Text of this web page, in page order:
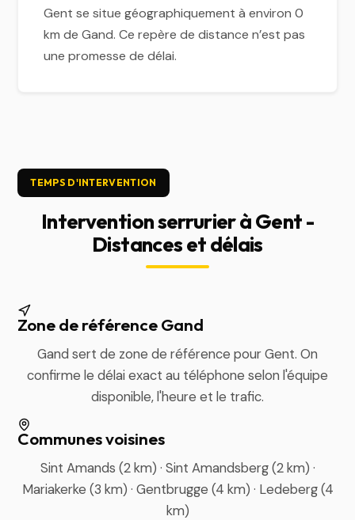
Gent se situe géographiquement à environ 0
km de Gand. Ce repère de distance n’est pas
une promesse de délai.
TEMPS D'INTERVENTION
Intervention serrurier à Gent -
Distances et délais
Zone de référence Gand
Gand sert de zone de référence pour Gent. On
confirme le délai exact au téléphone selon l'équipe
disponible, l'heure et le trafic.
Communes voisines
Sint Amands (2 km) · Sint Amandsberg (2 km) ·
Mariakerke (3 km) · Gentbrugge (4 km) · Ledeberg (4
km)